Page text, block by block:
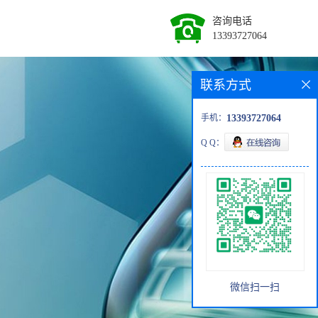
咨询电话
13393727064
联系方式
手机： 13393727064
Q Q：
微信扫一扫